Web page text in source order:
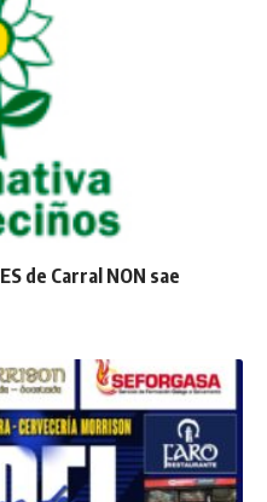
de Carral NON sae